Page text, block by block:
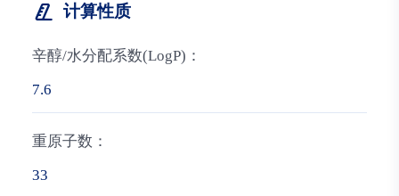
计算性质
辛醇/水分配系数(LogP)：
7.6
重原子数：
33